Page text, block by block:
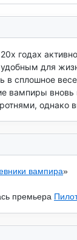
годах
для
в сплошное
вампиры
однако
вампира»
премьера